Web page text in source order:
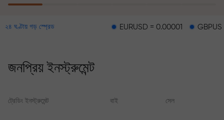
মাসের মধ্যে মুনাফা তিনগুণ করার নিশ্চয়তা দেওয়া
হয়। নিশ্চিন্তে ট্রেডিং করুন — আপনার মূলধন
২৪ ঘণ্টায় গড় স্প্রেড EURUSD = 0.00001 GBPUSD = 0.00003
জনপ্রিয় ইনস্ট্রুমেন্ট
ট্রেডিং ইনস্ট্রুমেন্ট বাই সেল